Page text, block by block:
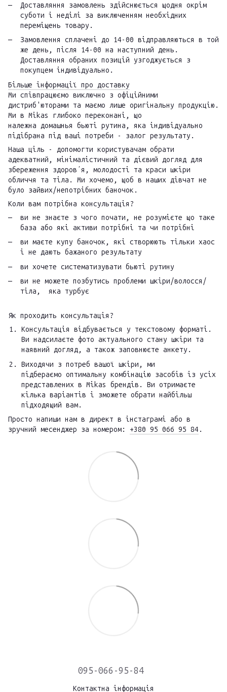
Доставляння замовлень здійснюється щодня окрім
суботи і неділі за виключенням необхідних
переміщень товару.
Замовлення сплачені до 14-00 відправляються в той
же день, після 14-00 на наступний день.
Доставляння обраних позицій узгоджується з
покупцем індивідуально.
Більше інформації про доставку
Ми співпрацюємо виключно з офіційними
дистриб'юторами та маємо лише оригінальну продукцію.
Ми в Mikas глибоко переконані, що
належна домашнья бьюті рутина, яка індивідуально
підібрана під ваші потреби - залог результату.
Наша ціль - допомогти користувачам обрати
адекватний, мінімалістичний та дієвий догляд для
збереження здоровʼя, молодості та краси шкіри
обличчя та тіла. Ми хочемо, щоб в наших дівчат не
було зайвих/непотрібних баночок.
Коли вам потрібна консультація?
ви не знаєте з чого почати, не розумієте що таке
база або які активи потрібні та чи потрібні
ви маєте купу баночок, які створюють тільки хаос
і не дають бажаного результату
ви хочете систематизувати бьюті рутину
ви не можете позбутись проблеми шкіри/волосся/
тіла, яка турбує
Як проходить консультація?
Консультація відбувається у текстовому форматі.
Ви надсилаєте фото актуального стану шкіри та
наявний догляд, а також заповнюєте анкету.
Виходячи з потреб вашої шкіри, ми
підбераємо оптимальну комбінацію засобів із усіх
представлених в Mikas брендів. Ви отримаєте
кілька варіантів і зможете обрати найбільш
підходящий вам.
Просто напиши нам в директ в інстаграмі або в
зручний месенджер за номером: +380 95 066 95 84.
095-066-95-84
Контактна інформація